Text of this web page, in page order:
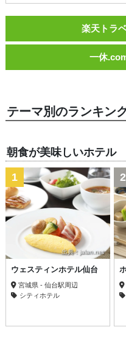
楽天トラ
一休
テーマ別のランキン
朝食が美味しいホテル
出典：jalan.net
1
ウェスティンホテル仙台
宮城県 - 仙台駅周辺
シティホテル
2